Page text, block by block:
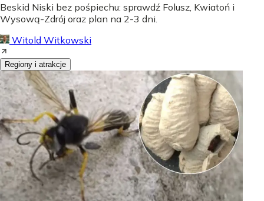
Beskid Niski bez pośpiechu: sprawdź Folusz, Kwiatoń i
Wysową-Zdrój oraz plan na 2-3 dni.
Witold Witkowski
Regiony i atrakcje